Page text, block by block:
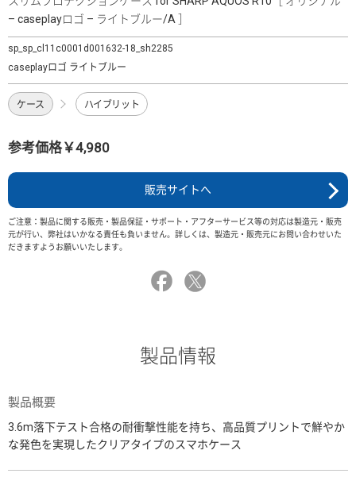
– caseplayロゴ – ライトブルー/A ］
sp_sp_cl11c0001d001632-18_sh2285
caseplayロゴ ライトブルー
ケース ハイブリット
参考価格￥4,980
販売サイトへ
ご注意：製品に関する販売・製品保証・サポート・アフターサービス等の対応は製造元・販売
元が行い、弊社はいかなる責任も負いません。詳しくは、製造元・販売元にお問い合わせいた
だきますようお願いいたします。
製品情報
製品概要
3.6m落下テスト合格の耐衝撃性能を持ち、高品質プリントで鮮やか
な発色を実現したクリアタイプのスマホケース